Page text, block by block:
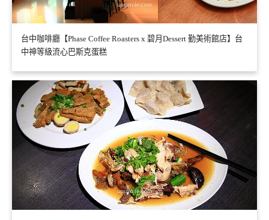
台中咖啡廳【Phase Coffee Roasters x 碧月Dessert 勤美術館店】台
中神等級流心巴斯克蛋糕